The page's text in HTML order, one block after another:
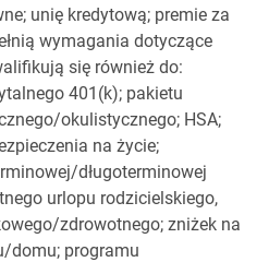
unię kredytową; premie za
wymagania dotyczące
się również do:
401(k); pakietu
okulistycznego; HSA;
na życie;
długoterminowej
urlopu rodzicielskiego,
zdrowotnego; zniżek na
domu; programu